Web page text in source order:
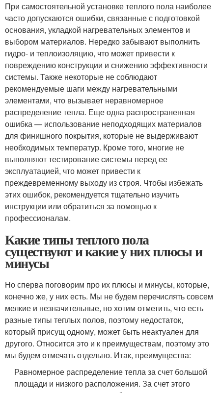
При самостоятельной установке теплого пола наиболее
часто допускаются ошибки, связанные с подготовкой
основания, укладкой нагревательных элементов и
выбором материалов. Нередко забывают выполнить
гидро- и теплоизоляцию, что может привести к
повреждению конструкции и снижению эффективности
системы. Также некоторые не соблюдают
рекомендуемые шаги между нагревательными
элементами, что вызывает неравномерное
распределение тепла. Еще одна распространенная
ошибка — использование неподходящих материалов
для финишного покрытия, которые не выдерживают
необходимых температур. Кроме того, многие не
выполняют тестирование системы перед ее
эксплуатацией, что может привести к
преждевременному выходу из строя. Чтобы избежать
этих ошибок, рекомендуется тщательно изучить
инструкции или обратиться за помощью к
профессионалам.
Какие типы теплого пола
существуют и какие у них плюсы и
минусы
Но сперва поговорим про их плюсы и минусы, которые,
конечно же, у них есть. Мы не будем перечислять совсем
мелкие и незначительные, но хотим отметить, что есть
разные типы теплых полов, поэтому недостаток,
который присущ одному, может быть неактуален для
другого. Относится это и к преимуществам, поэтому это
мы будем отмечать отдельно. Итак, преимущества:
Равномерное распределение тепла за счет большой
площади и низкого расположения. За счет этого